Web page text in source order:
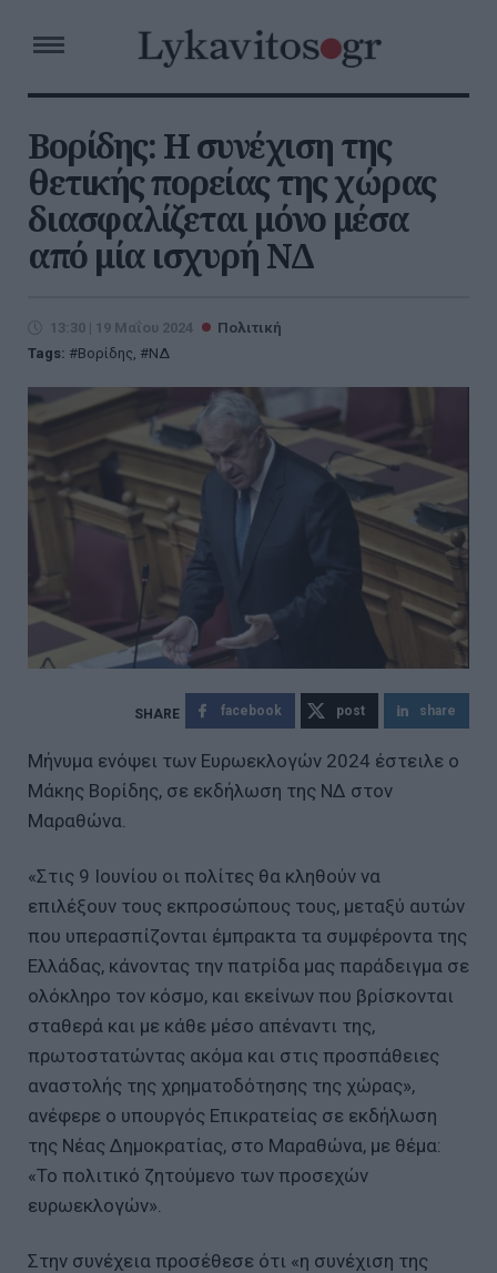
Βορίδης: Η συνέχιση της
θετικής πορείας της χώρας
διασφαλίζεται μόνο μέσα
από μία ισχυρή ΝΔ
13:30 | 19 Μαΐου 2024
Πολιτική
Tags:
Βορίδης, ΝΔ
facebook post share
Μήνυμα ενόψει των Ευρωεκλογών 2024 έστειλε ο
Μάκης Βορίδης, σε εκδήλωση της ΝΔ στον
Μαραθώνα.
«Στις 9 Ιουνίου οι πολίτες θα κληθούν να
επιλέξουν τους εκπροσώπους τους, μεταξύ αυτών
που υπερασπίζονται έμπρακτα τα συμφέροντα της
Ελλάδας, κάνοντας την πατρίδα μας παράδειγμα σε
ολόκληρο τον κόσμο, και εκείνων που βρίσκονται
σταθερά και με κάθε μέσο απέναντι της,
πρωτοστατώντας ακόμα και στις προσπάθειες
αναστολής της χρηματοδότησης της χώρας»,
ανέφερε ο υπουργός Επικρατείας σε εκδήλωση
της Νέας Δημοκρατίας, στο Μαραθώνα, με θέμα:
«Το πολιτικό ζητούμενο των προσεχών
ευρωεκλογών».
Στην συνέχεια προσέθεσε ότι «η συνέχιση της